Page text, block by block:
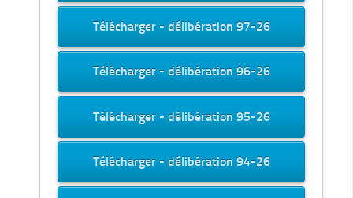
Télécharger - délibération 97-26
Télécharger - délibération 96-26
Télécharger - délibération 95-26
Télécharger - délibération 94-26